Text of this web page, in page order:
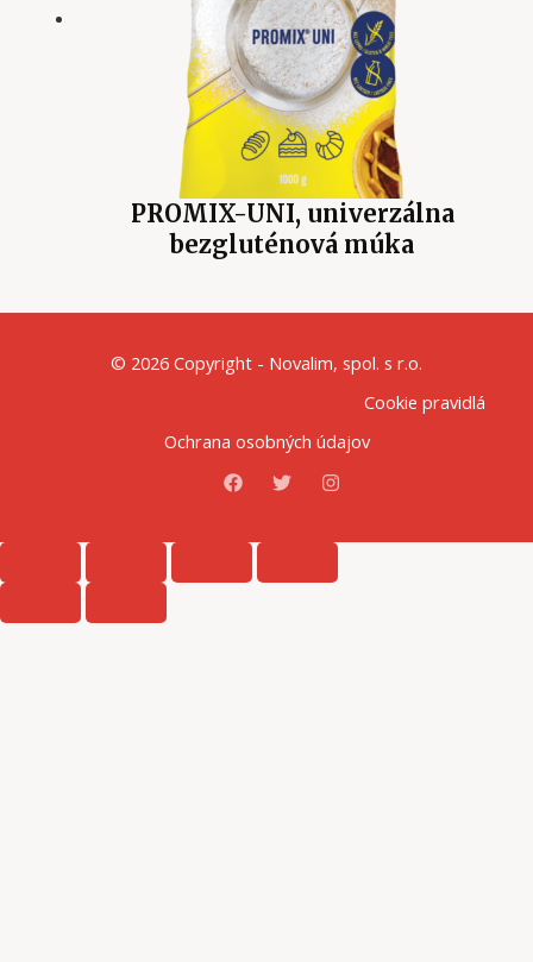
PROMIX-UNI, univerzálna
bezgluténová múka
© 2026 Copyright - Novalim, spol. s r.o.
Cookie pravidlá
Ochrana osobných údajov